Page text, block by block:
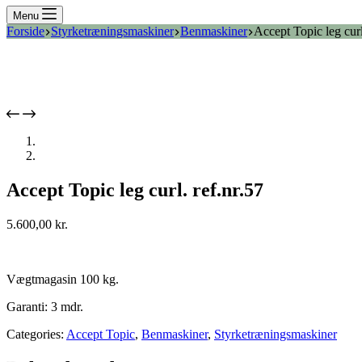
Menu
Forside Styrketræningsmaskiner Benmaskiner Accept Topic leg
Accept Topic leg curl. ref.nr.57
5.600,00 kr.
Vægtmagasin 100 kg.
Garanti: 3 mdr.
Categories: Accept Topic, Benmaskiner, Styrketræningsmaskiner